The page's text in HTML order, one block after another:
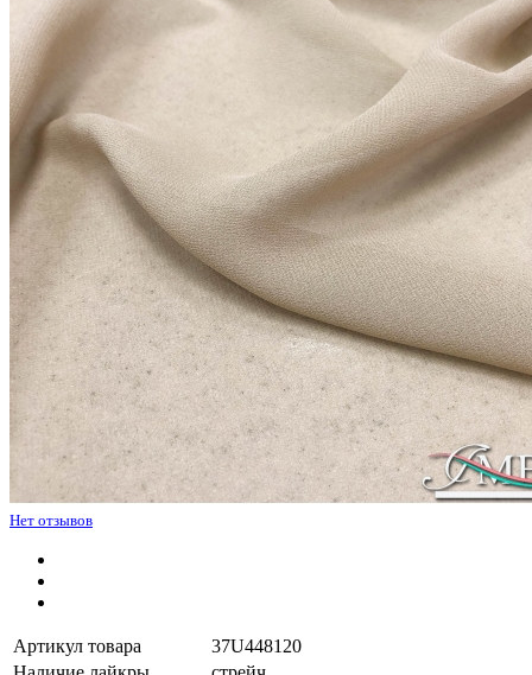
Нет отзывов
Артикул товара
37U448120